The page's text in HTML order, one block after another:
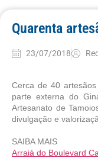
Quarenta
23/07/2018
Cerca de 40
parte externa do
Artesanato de
divulgação e
SAIBA MAIS
Arraiá do Boulevard